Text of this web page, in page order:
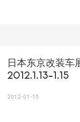
日本东京改装
2012.1.13-1.15
2012-01-15